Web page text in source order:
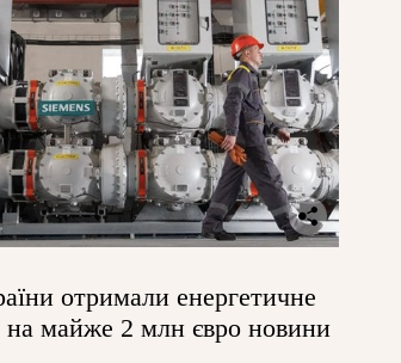
отримали енергетичне
на майже 2 млн євро новини